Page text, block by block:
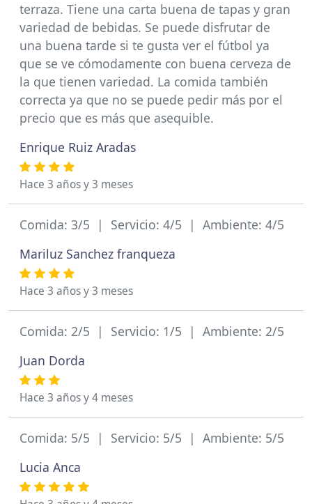
terraza. Tiene una carta buena de tapas y gran
variedad de bebidas. Se puede disfrutar de
una buena tarde si te gusta ver el fútbol ya
que se ve cómodamente con buena cerveza de
la que tienen variedad. La comida también
correcta ya que no se puede pedir más por el
precio que es más que asequible.
Enrique Ruiz Aradas
Hace 3 años y 3 meses
Comida: 3/5 | Servicio: 4/5 | Ambiente: 4/5
Mariluz Sanchez franqueza
Hace 3 años y 3 meses
Comida: 2/5 | Servicio: 1/5 | Ambiente: 2/5
Juan Dorda
Hace 3 años y 4 meses
Comida: 5/5 | Servicio: 5/5 | Ambiente: 5/5
Lucia Anca